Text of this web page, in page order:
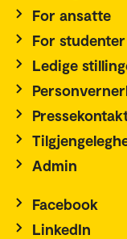
For ansatte
For studenter
Ledige
Admin
Facebook
LinkedIn